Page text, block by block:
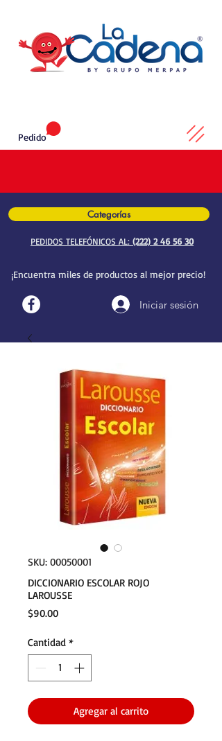
Categorías
PEDIDOS TELEFÓNICOS AL: (222) 2 46 56 30
¡Encuentra miles de productos al mejor precio!
Iniciar sesión
Pedido
SKU: 00050001
DICCIONARIO ESCOLAR ROJO
LAROUSSE
$90.00Precio
Cantidad *
Agregar al carrito